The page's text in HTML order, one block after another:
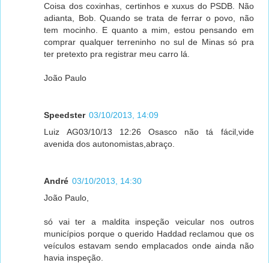
Coisa dos coxinhas, certinhos e xuxus do PSDB. Não
adianta, Bob. Quando se trata de ferrar o povo, não
tem mocinho. E quanto a mim, estou pensando em
comprar qualquer terreninho no sul de Minas só pra
ter pretexto pra registrar meu carro lá.
João Paulo
Speedster 03/10/2013, 14:09
Luiz AG03/10/13 12:26 Osasco não tá fácil,vide
avenida dos autonomistas,abraço.
André 03/10/2013, 14:30
João Paulo,
só vai ter a maldita inspeção veicular nos outros
municípios porque o querido Haddad reclamou que os
veículos estavam sendo emplacados onde ainda não
havia inspeção.